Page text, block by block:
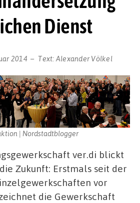
Dienst
2014 Text: Alexander Völkel
| Nordstadtblogger
ver.di blickt
Zukunft: Erstmals seit der
vor
die Gewerkschaft